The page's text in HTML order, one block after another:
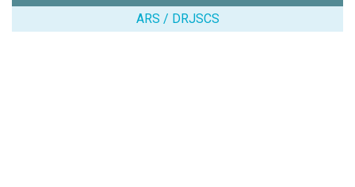
ARS / DRJSCS